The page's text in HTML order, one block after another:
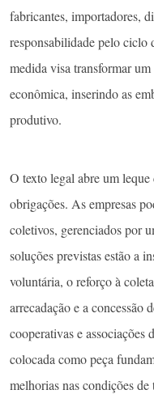
fabricantes, importadores,
responsabilidade pelo ciclo
medida visa transformar
econômica, inserindo as
produtivo.
O texto legal abre um
obrigações. As empresas
coletivos, gerenciados por
soluções previstas estão a
voluntária, o reforço à
arrecadação e a concessão
cooperativas e associações
colocada como peça
melhorias nas condições